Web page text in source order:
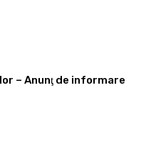
– Anunţ de informare